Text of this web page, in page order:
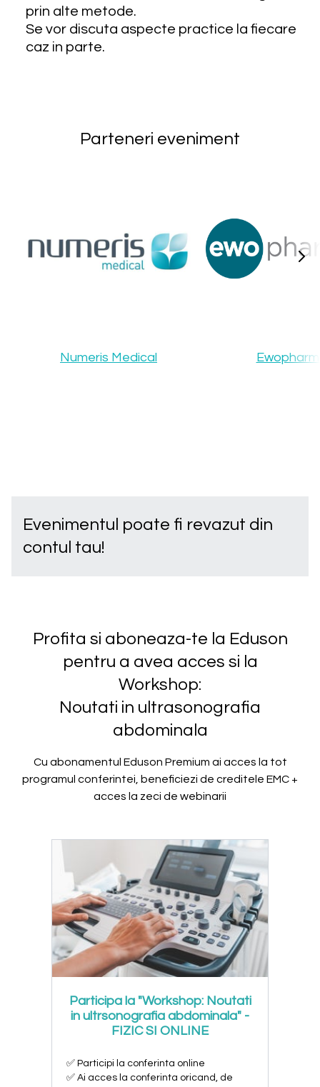
prin alte metode.
Se vor discuta aspecte practice la fiecare
caz in parte.
Parteneri eveniment
Numeris Medical
Evenimentul poate fi revazut din
contul tau!
Profita si aboneaza-te la Eduson
pentru a avea acces si la
Workshop:
Noutati in ultrasonografia
abdominala
Cu abonamentul Eduson Premium ai acces la tot
programul conferintei, beneficiezi de creditele EMC +
acces la zeci de webinarii
Participa la "Workshop: Noutati
in ultrsonografia abdominala" -
FIZIC SI ONLINE
✅ Participi la conferinta online
✅ Ai acces la conferinta oricand, de